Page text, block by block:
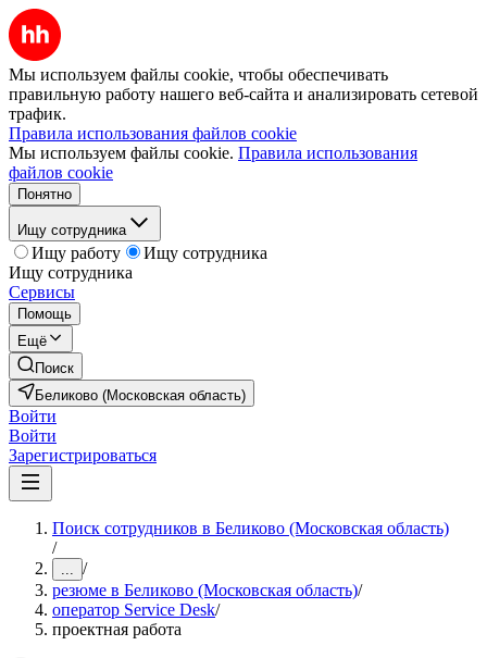
Мы используем файлы cookie, чтобы обеспечивать
правильную работу нашего веб-сайта и анализировать сетевой
трафик.
Правила использования файлов cookie
Мы используем файлы cookie. Правила использования
файлов cookie
Понятно
Ищу сотрудника
Ищу работу
Ищу сотрудника
Ищу сотрудника
Сервисы
Помощь
Ещё
Поиск
Беликово (Московская область)
Войти
Войти
Зарегистрироваться
Поиск сотрудников в Беликово (Московская область)
/
... /
резюме в Беликово (Московская область)/
оператор Service Desk/
проектная работа